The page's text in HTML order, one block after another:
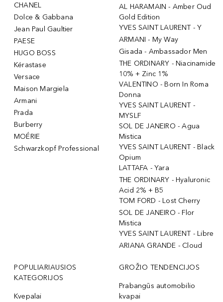
CHANEL
Dolce & Gabbana
Jean Paul Gaultier
PAESE
HUGO BOSS
Kérastase
Versace
Maison Margiela
Armani
Prada
Burberry
MOÉRIE
Schwarzkopf Professional
AL HARAMAIN - Amber Oud
Gold Edition
YVES SAINT LAURENT - Y
ARMANI - My Way
Gisada - Ambassador Men
THE ORDINARY - Niacinamide
10% + Zinc 1%
VALENTINO - Born In Roma
Donna
YVES SAINT LAURENT -
MYSLF
SOL DE JANEIRO - Agua
Mistica
YVES SAINT LAURENT - Black
Opium
LATTAFA - Yara
THE ORDINARY - Hyaluronic
Acid 2% + B5
TOM FORD - Lost Cherry
SOL DE JANEIRO - Flor
Mistica
YVES SAINT LAURENT - Libre
ARIANA GRANDE - Cloud
POPULIARIAUSIOS
KATEGORIJOS
Kvepalai
GROŽIO TENDENCIJOS
Prabangūs automobilio
kvapai